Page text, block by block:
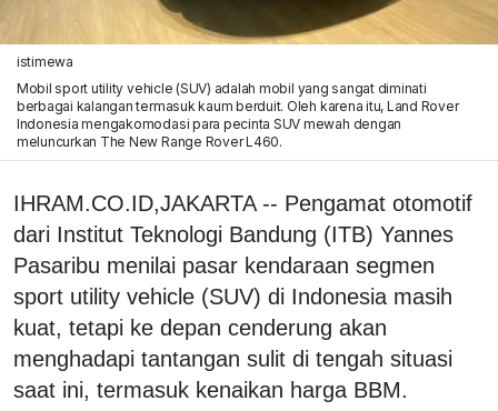
istimewa
Mobil sport utility vehicle (SUV) adalah mobil yang sangat diminati
berbagai kalangan termasuk kaum berduit. Oleh karena itu, Land Rover
Indonesia mengakomodasi para pecinta SUV mewah dengan
meluncurkan The New Range Rover L460.
IHRAM.CO.ID,JAKARTA -- Pengamat otomotif
dari Institut Teknologi Bandung (ITB) Yannes
Pasaribu menilai pasar kendaraan segmen
sport utility vehicle (SUV) di Indonesia masih
kuat, tetapi ke depan cenderung akan
menghadapi tantangan sulit di tengah situasi
saat ini, termasuk kenaikan harga BBM.